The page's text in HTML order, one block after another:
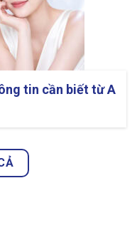
tin cần biết từ A